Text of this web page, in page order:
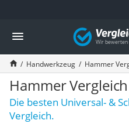
Die beliebtesten Vergleiche nach
Baumarkt
Tresor feuerfest
Makita-Akku-Rasenmäher
Kappsäge
Smartes Türschloss
Akku-Rasentrimmer
Feuchtigkeitsmessgerät
Vergleich
Handwerkzeug Hammer
Hammer
Die besten Universal- &
Vergleich.